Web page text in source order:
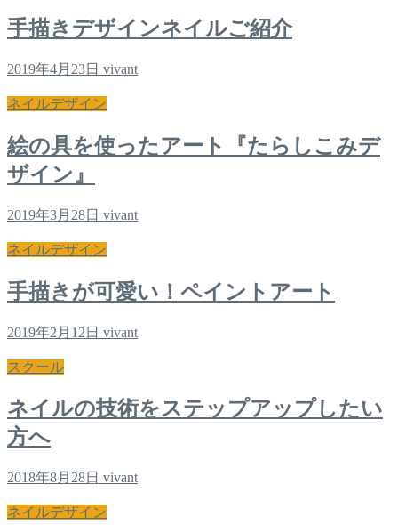
手描きデザインネイルご紹介
2019年4月23日 vivant
ネイルデザイン
絵の具を使ったアート『たらしこみデ
ザイン』
2019年3月28日 vivant
ネイルデザイン
手描きが可愛い！ペイントアート
2019年2月12日 vivant
スクール
ネイルの技術をステップアップしたい
方へ
2018年8月28日 vivant
ネイルデザイン